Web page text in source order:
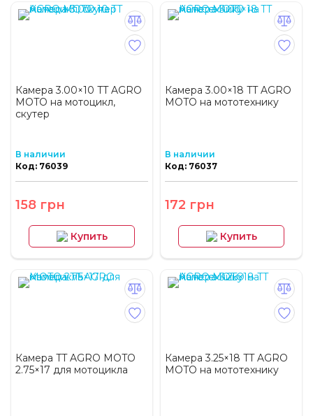
Камера 3.00×10 TT AGRO
MOTO на мотоцикл,
скутер
В наличии
Код: 76039
158 грн
Купить
Камера 3.00×18 TT AGRO
MOTO на мототехнику
В наличии
Код: 76037
172 грн
Купить
Камера TT AGRO MOTO
2.75×17 для мотоцикла
Камера 3.25×18 TT AGRO
MOTO на мототехнику